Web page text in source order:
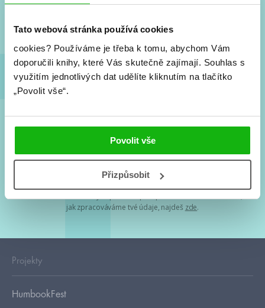
Tato webová stránka používá cookies
cookies? Používáme je třeba k tomu, abychom Vám
doporučili knihy, které Vás skutečně zajímají. Souhlas s
využitím jednotlivých dat udělíte kliknutím na tlačítko
„Povolit vše“.
Povolit vše
Přizpůsobit
a seriálové adaptace a další.
Souhlasím spodmínkami zpracování osobních údajů
Tvá e-mailová adresa je u nás v bezpečí. Přečti si
jak zpracováváme tvé údaje, najdeš zde.
Projekty
HumbookFest